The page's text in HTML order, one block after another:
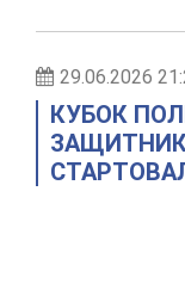
29.06.2026
КУБОК